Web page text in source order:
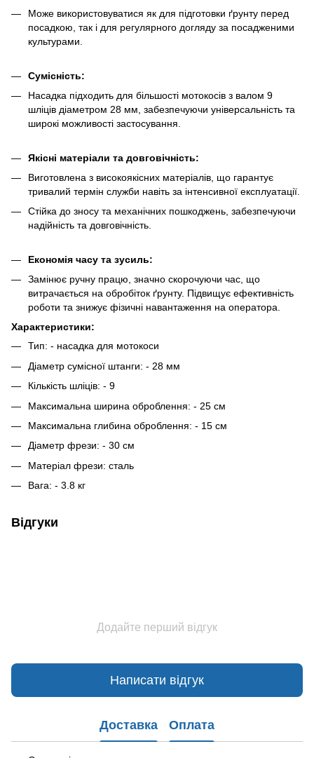
Може використовуватися як для підготовки ґрунту перед
посадкою, так і для регулярного догляду за посадженими
культурами.
Сумісність:
Насадка підходить для більшості мотокосів з валом 9
шліців діаметром 28 мм, забезпечуючи універсальність та
широкі можливості застосування.
Якісні матеріали та довговічність:
Виготовлена ​​з високоякісних матеріалів, що гарантує
тривалий термін служби навіть за інтенсивної експлуатації.
Стійка до зносу та механічних пошкоджень, забезпечуючи
надійність та довговічність.
Економія часу та зусиль:
Замінює ручну працю, значно скорочуючи час, що
витрачається на обробіток ґрунту. Підвищує ефективність
роботи та знижує фізичні навантаження на оператора.
Характеристики:
Тип: - насадка для мотокоси
Діаметр сумісної штанги: - 28 мм
Кількість шліців: - 9
Максимальна ширина оброблення: - 25 см
Максимальна глибина оброблення: - 15 см
Діаметр фрези: - 30 см
Матеріал фрези: сталь
Вага: - 3.8 кг
Відгуки
Додайте перший відгук
Написати відгук
Доставка Оплата